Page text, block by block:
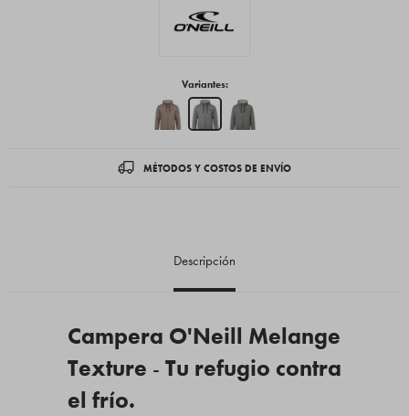
Variantes:
MÉTODOS Y COSTOS DE ENVÍO
Descripción
Campera O'Neill Melange
Texture - Tu refugio contra
el frío.